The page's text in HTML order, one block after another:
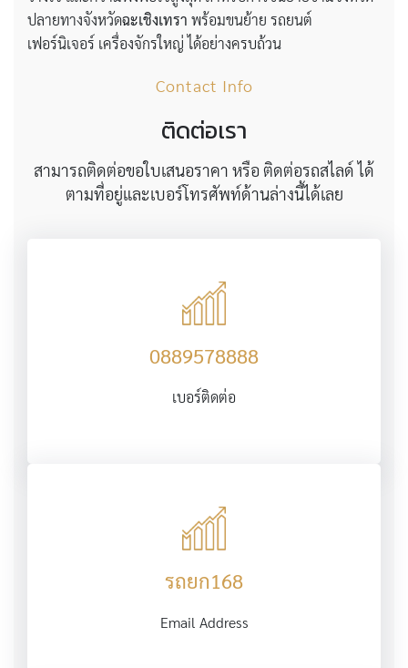
ปลายทางจังหวัดฉะเชิงเทรา พร้อมขนย้าย รถยนต์
เฟอร์นิเจอร์ เครื่องจักรใหญ่ ได้อย่างครบถ้วน
Contact Info
ติดต่อเรา
สามารถติดต่อขอใบเสนอราคา หรือ ติดต่อรถสไลด์ ได้
ตามที่อยู่และเบอร์โทรศัพท์ด้านล่างนี้ได้เลย
0889578888
เบอร์ติดต่อ
รถยก168
Email Address